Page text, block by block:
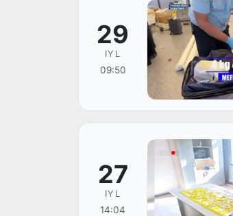
29
IYL
09:50
27
IYL
14:04